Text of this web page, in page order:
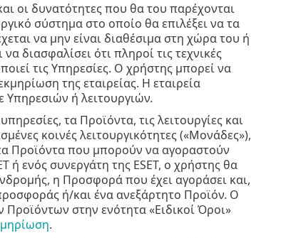
οι δυνατότητες που θα του παρέχονται
σύστημα στο οποίο θα επιλέξει να τα
να μην είναι διαθέσιμα στη χώρα του ή
διασφαλίσει ότι πληροί τις τεχνικές
τις Υπηρεσίες. Ο χρήστης μπορεί να
της εταιρείας. Η εταιρεία
ή λειτουργιών.
τα Προϊόντα, τις λειτουργίες και
κοινές λειτουργικότητες («Μονάδες»),
Προϊόντα που μπορούν να αγοραστούν
ενός συνεργάτη της ESET, ο χρήστης θα
η Προσφορά που έχει αγοράσει και,
ή/και ένα ανεξάρτητο Προϊόν. Ο
στην ενότητα «Ειδικοί Όροι»
.